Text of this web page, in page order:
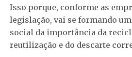
Isso porque, conforme as
legislação, vai se formando
social da importância da
reutilização e do descarte